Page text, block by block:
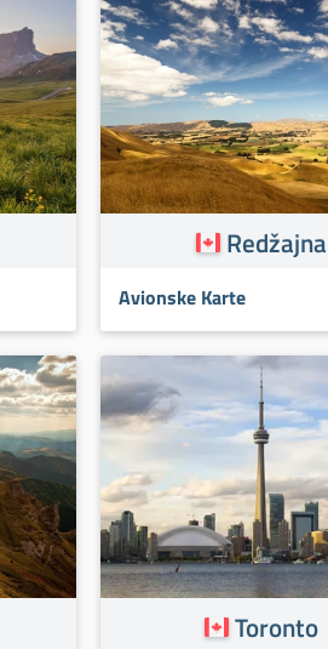
Redžajna
Avionske Karte
Toronto